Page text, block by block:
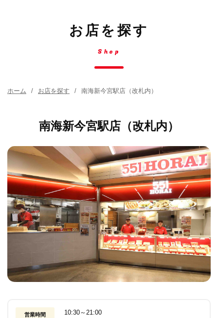
お店を探す
Shop
ホーム お店を探す 南海新今宮駅店（改札内）
南海新今宮駅店（改札内）
営業時間
10:30～21:00